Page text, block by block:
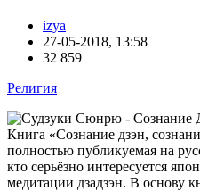
izya
27-05-2018, 13:58
32 859
Религия
Книга «Сознание дзэн,
полностью публикуемая на
кто серьёзно интересуется
медитации дзадзэн. В основу